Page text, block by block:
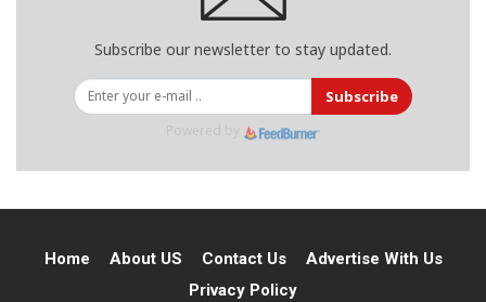
Subscribe our newsletter to stay updated.
Subscribe
Home About US Contact Us
Advertise With Us
Privacy Policy